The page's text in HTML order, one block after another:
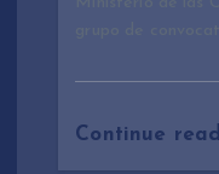
Continue